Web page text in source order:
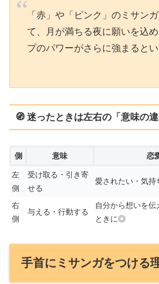
「赤」や「ピンク」のミサン
て、月が満ちる夜に願いを込
プのパワーがさらに強まるとい
🧭 迷ったときは左右の「意味の
側 意味 恋
左
側
受け取る・引き寄
せる
愛されたい・気
右
側
与える・行動する
自分から想いを
ときに◎
手首にミサンガをつける